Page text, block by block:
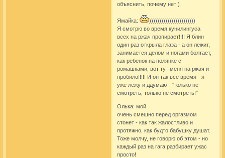
объяснить, почему нет )
Ямайка:
)))))))))))))))))))))))
Я смотрю во время кунилингуса
всех на ржач пропирает!!!! Я блин
один раз открыла глаза - а он лежит,
занимается делом и ногами болтает,
как ребенок на полянке с
ромашками, вот тут меня на ржач и
пробило!!!!! И он так все время - я
уже лежу и ддумаю - "только не
смотреть, только не смотреть!"
Олька: мой
очень смешно перед оргазмом
стонет - как так жалостливо и
протяжно, как будто бабушку душат.
Тоже молчу, не говорю об этом - но
каждый раз на гага разбирает ужас
просто!